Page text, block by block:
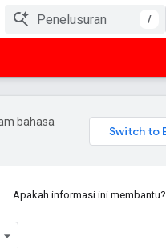
/
bahasa
Apakah informasi ini membantu?